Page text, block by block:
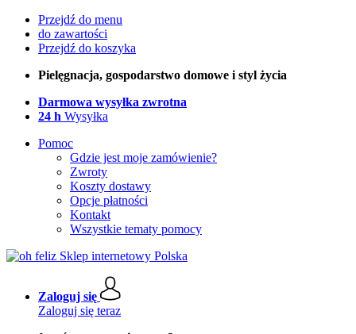
Przejdź do menu
do zawartości
Przejdź do koszyka
Pielęgnacja, gospodarstwo domowe i styl życia
Darmowa wysyłka zwrotna
24 h Wysyłka
Pomoc
Gdzie jest moje zamówienie?
Zwroty
Koszty dostawy
Opcje płatności
Kontakt
Wszystkie tematy pomocy
Zaloguj się
Zaloguj się teraz